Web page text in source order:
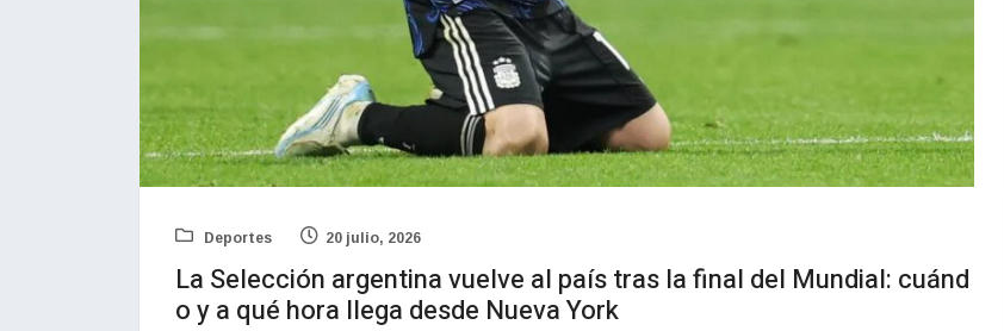
Deportes 20 julio, 2026
La Selección argentina vuelve al país tras la final del Mundial: cuánd
o y a qué hora llega desde Nueva York